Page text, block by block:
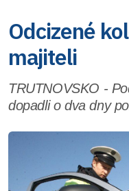
Odcizené
majiteli
TRUTNOVSKO -
dopadli o dva dny